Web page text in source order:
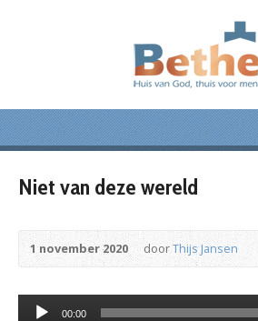
Niet van deze wereld
1 november 2020 doorThijs Jansen
Audiospeler
00:00